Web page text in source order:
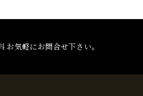
お気軽にお問合せ下さい。